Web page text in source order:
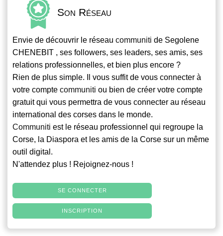
Son Réseau
Envie de découvrir le réseau communiti de Segolene
CHENEBIT , ses followers, ses leaders, ses amis, ses
relations professionnelles, et bien plus encore ?
Rien de plus simple. Il vous suffit de vous connecter à
votre compte communiti ou bien de créer votre compte
gratuit qui vous permettra de vous connecter au réseau
international des corses dans le monde.
Communiti est le réseau professionnel qui regroupe la
Corse, la Diaspora et les amis de la Corse sur un même
outil digital.
N'attendez plus ! Rejoignez-nous !
SE CONNECTER
INSCRIPTION